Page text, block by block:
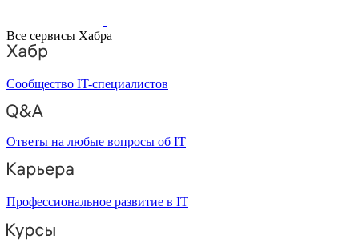
Все сервисы Хабра
Сообщество IT-специалистов
Ответы на любые вопросы об IT
Профессиональное развитие в IT